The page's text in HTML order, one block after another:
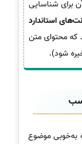
برای شناسایی
استاندارد
که محتوای متن
شود).
به‌خوبی موضوع